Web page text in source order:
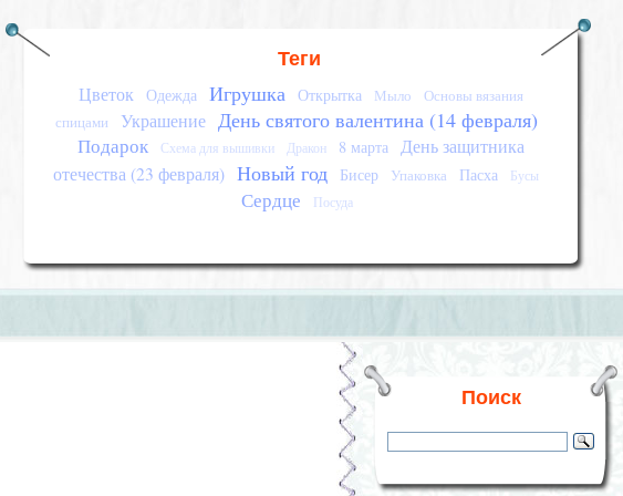
Теги
Цветок Одежда Игрушка Открытка Мыло
Основы вязания
спицами
Украшение День святого валентина (14 февраля)
Подарок Схема для вышивки Дракон 8 марта День защитника
отечества (23 февраля) Новый год Бисер Упаковка Пасха Бусы
Сердце Посуда
Поиск